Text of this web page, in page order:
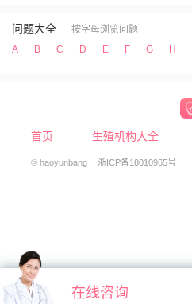
问题大全
按字母浏览问题
A
B C D E F G H
首页 生殖机构大全
© haoyunbang 浙ICP备18010965号
在线咨询